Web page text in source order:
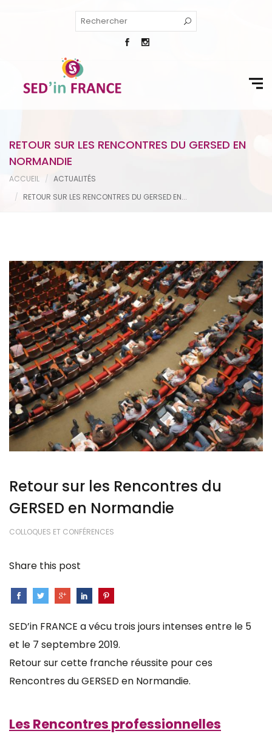
RETOUR SUR LES RENCONTRES DU GERSED EN
NORMANDIE
ACCUEIL
ACTUALITÉS
RETOUR SUR LES RENCONTRES DU GERSED EN...
Retour sur les Rencontres du
GERSED en Normandie
COLLOQUES ET CONFÉRENCES
Share this post
SED’in FRANCE a vécu trois jours intenses entre le 5
et le 7 septembre 2019.
Retour sur cette franche réussite pour ces
Rencontres du GERSED en Normandie.
Les Rencontres professionnelles